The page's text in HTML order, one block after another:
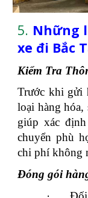
5. Những
xe đi Bắc
Kiểm Tra
Trước khi gửi
loại hàng
giúp xác
chuyển phù
chi phí không
Đóng gói